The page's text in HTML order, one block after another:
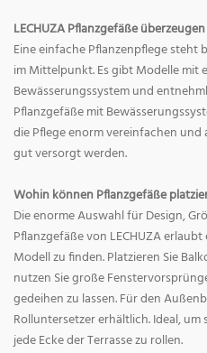
LECHUZA Pflanzgefäße
Eine einfache Pflanzenpflege steht
im Mittelpunkt. Es gibt Modelle mit
Bewässerungssystem und
Pflanzgefäße mit
die Pflege enorm vereinfachen
gut versorgt werden.
Wohin können Pflanzgefäße
Die enorme Auswahl für Design,
Pflanzgefäße von LECHUZA
Modell zu finden. Platzieren Sie
nutzen Sie große
gedeihen zu lassen. Für den
Rolluntersetzer erhältlich. Ideal,
jede Ecke der Terrasse zu rollen.